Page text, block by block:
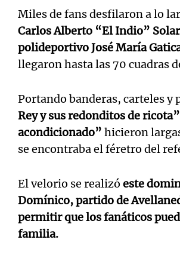
Miles de fans desfilaron a lo
Carlos Alberto “El Indio”
polideportivo José María
llegaron hasta las 70 cuadras
Portando banderas, carteles y
Rey y sus redonditos de ricota”
acondicionado” hicieron
se encontraba el féretro del
El velorio se realizó este
Domínico, partido de
permitir que los fanáticos
familia.